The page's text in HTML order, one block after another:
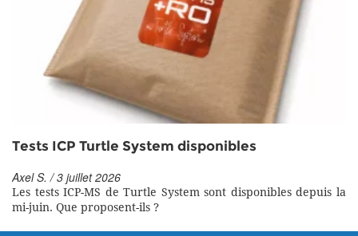
Tests ICP Turtle System disponibles
Axel S. / 3 juillet 2026
Les tests ICP-MS de Turtle System sont disponibles depuis la
mi-juin. Que proposent-ils ?